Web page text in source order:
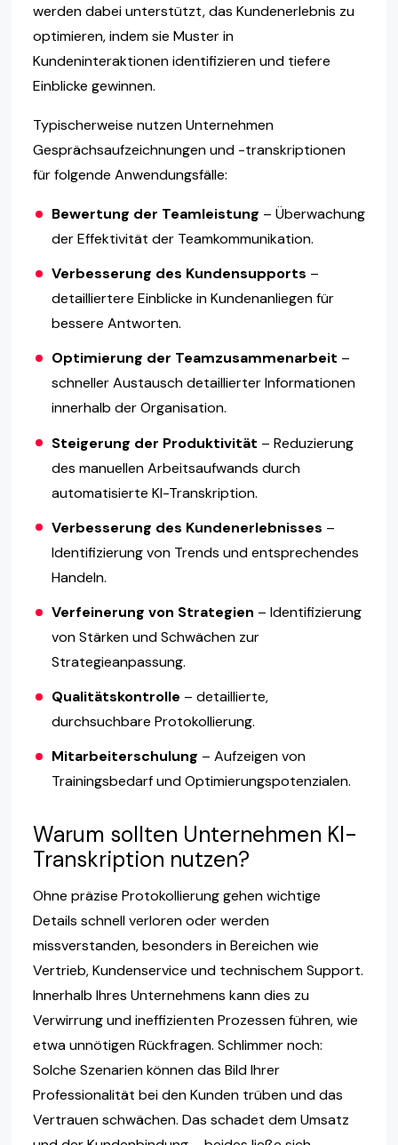
werden dabei unterstützt, das Kundenerlebnis zu
optimieren, indem sie Muster in
Kundeninteraktionen identifizieren und tiefere
Einblicke gewinnen.
Typischerweise nutzen Unternehmen
Gesprächsaufzeichnungen und -transkriptionen
für folgende Anwendungsfälle:
Bewertung der Teamleistung – Überwachung
der Effektivität der Teamkommunikation.
Verbesserung des Kundensupports –
detailliertere Einblicke in Kundenanliegen für
bessere Antworten.
Optimierung der Teamzusammenarbeit –
schneller Austausch detaillierter Informationen
innerhalb der Organisation.
Steigerung der Produktivität – Reduzierung
des manuellen Arbeitsaufwands durch
automatisierte KI-Transkription.
Verbesserung des Kundenerlebnisses –
Identifizierung von Trends und entsprechendes
Handeln.
Verfeinerung von Strategien – Identifizierung
von Stärken und Schwächen zur
Strategieanpassung.
Qualitätskontrolle – detaillierte,
durchsuchbare Protokollierung.
Mitarbeiterschulung – Aufzeigen von
Trainingsbedarf und Optimierungspotenzialen.
Warum sollten Unternehmen KI-
Transkription nutzen?
Ohne präzise Protokollierung gehen wichtige
Details schnell verloren oder werden
missverstanden, besonders in Bereichen wie
Vertrieb, Kundenservice und technischem Support.
Innerhalb Ihres Unternehmens kann dies zu
Verwirrung und ineffizienten Prozessen führen, wie
etwa unnötigen Rückfragen. Schlimmer noch:
Solche Szenarien können das Bild Ihrer
Professionalität bei den Kunden trüben und das
Vertrauen schwächen. Das schadet dem Umsatz